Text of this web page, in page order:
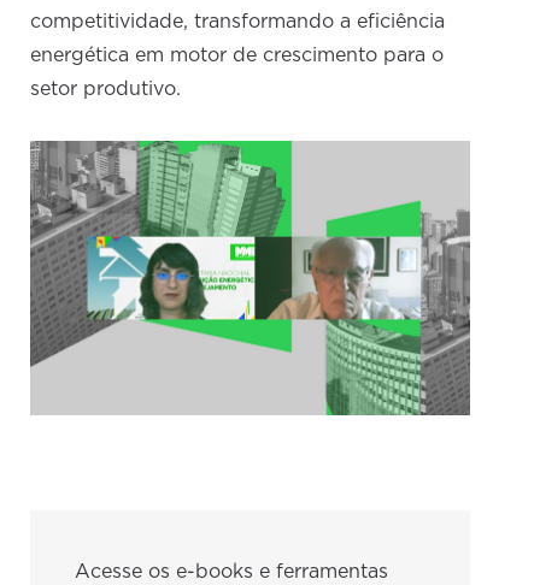
competitividade, transformando a eficiência
energética em motor de crescimento para o
setor produtivo.
Acesse os e-books e ferramentas